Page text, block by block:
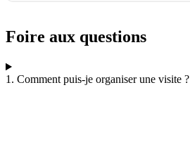
Foire aux questions
1. Comment puis-je organiser une visite ?